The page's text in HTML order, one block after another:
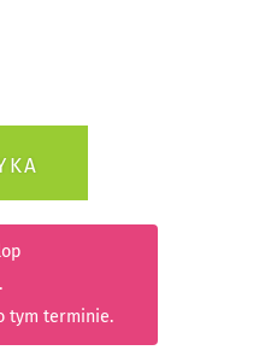
.
tym terminie.